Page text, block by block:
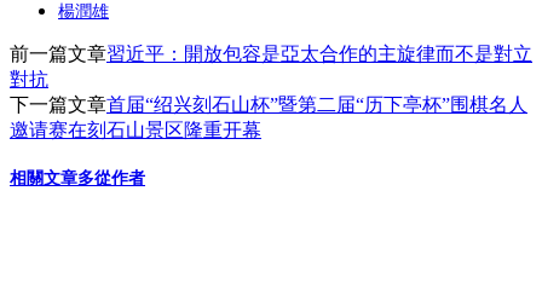
楊潤雄
前一篇文章習近平：開放包容是亞太合作的主旋律而不是對立
對抗
下一篇文章首届“绍兴刻石山杯”暨第二届“历下亭杯”围棋名人
邀请赛在刻石山景区隆重开幕
相關文章多從作者